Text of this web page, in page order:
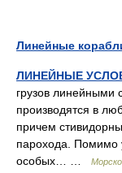
Линейные
ЛИНЕЙНЫЕ
грузов линейными
производятся в
причем
парохода. Помимо
особых… …